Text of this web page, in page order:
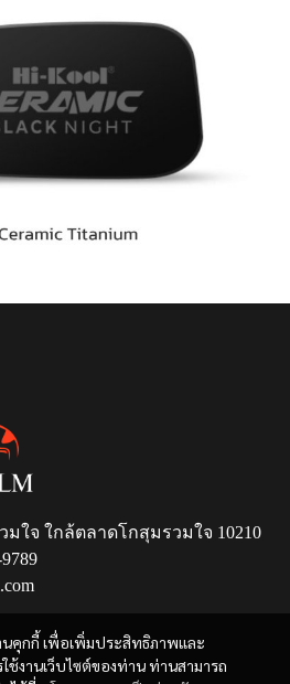
นคุกกี้ เพื่อเพิ่มประสิทธิภาพและ
งานเว็บไซต์ของท่าน ท่านสามารถ
มใจ ใกล้ตลาดโกสุมรวมใจ 10210